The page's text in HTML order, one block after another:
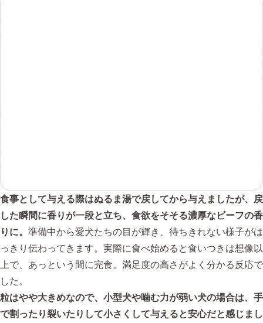
食事として与える際はぬるま湯で戻してから与えましたが、戻
した瞬間に香りが一段と立ち、食欲をそそる濃厚なビーフの香
りに。 準備中から愛犬たちの目が輝き、待ちきれない様子がは
っきり伝わってきます。実際に食べ始めると食いつきは想像以
上で、あっという間に完食。満足度の高さがよく分かる反応で
した。
粒はやや大きめなので、小型犬や噛む力が弱い犬の場合は、手
で割ったり裂いたりして小さくして与えると安心だと感じまし